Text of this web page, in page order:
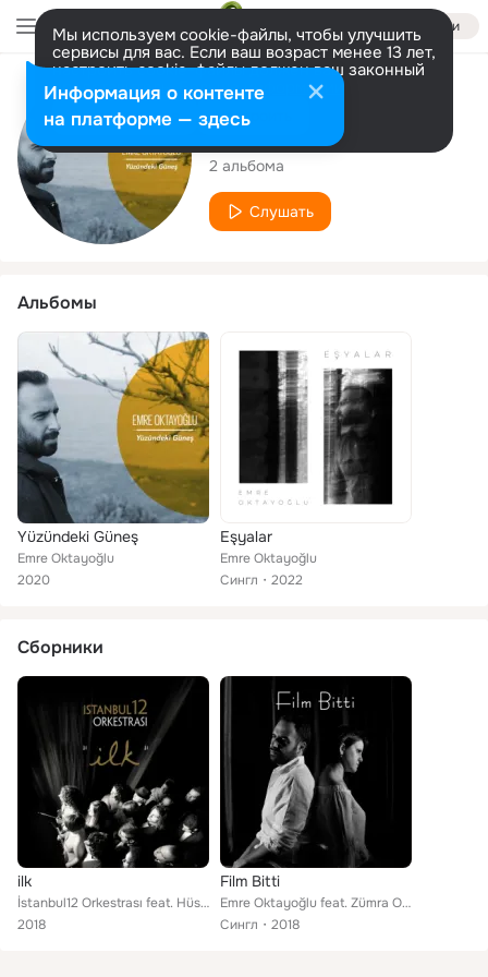
Войти
Мы используем cookie-файлы, чтобы улучшить
сервисы для вас. Если ваш возраст менее 13 лет,
настроить cookie-файлы должен ваш законный
представитель. Больше информации
Разрешить все Настроить
Исполнитель
Emre Oktayoğlu
2 альбома
Слушать
Альбомы
Yüzündeki Güneş
Emre Oktayoğlu
2020
Eşyalar
Emre Oktayoğlu
Сингл
2022
Сборники
ilk
İstanbul12 Orkestrası feat. Hüseyin Cahit Lü, Nilgün Lü, Zümra Oktayoğlu, Emre Oktayoğlu, Cenk Rofe, Jülide Özçelik, Lizet Rofe,...
2018
Film Bitti
Emre Oktayoğlu feat. Zümra Oktayoğlu
Сингл
2018
Информация о контенте
на платформе — здесь